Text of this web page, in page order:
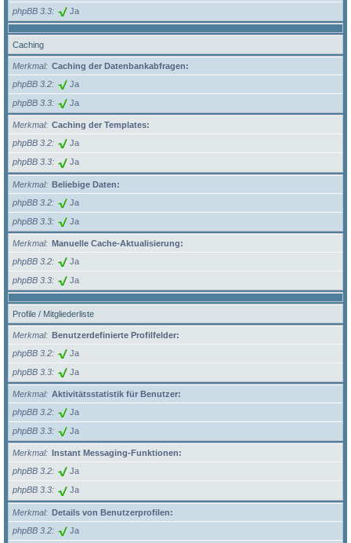
phpBB 3.3 Ja
Caching
Merkmal
Caching der Datenbankabfragen:
phpBB 3.2
Ja
phpBB 3.3 Ja
Merkmal
Caching der Templates:
phpBB 3.2
Ja
phpBB 3.3 Ja
Merkmal
Beliebige Daten:
phpBB 3.2
Ja
phpBB 3.3 Ja
Merkmal
Manuelle Cache-Aktualisierung:
phpBB 3.2
Ja
phpBB 3.3 Ja
Profile / Mitgliederliste
Merkmal
Benutzerdefinierte Profilfelder:
phpBB 3.2
Ja
phpBB 3.3 Ja
Merkmal
Aktivitätsstatistik für Benutzer:
phpBB 3.2
Ja
phpBB 3.3 Ja
Merkmal
Instant Messaging-Funktionen:
phpBB 3.2
Ja
phpBB 3.3 Ja
Merkmal
Details von Benutzerprofilen:
phpBB 3.2
Ja